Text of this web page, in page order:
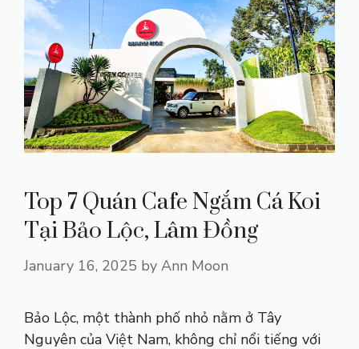
Top 7 Quán Cafe Ngắm Cá Koi
Tại Bảo Lộc, Lâm Đồng
January 16, 2025 by Ann Moon
Bảo Lộc, một thành phố nhỏ nằm ở Tây
Nguyên của Việt Nam, không chỉ nổi tiếng với